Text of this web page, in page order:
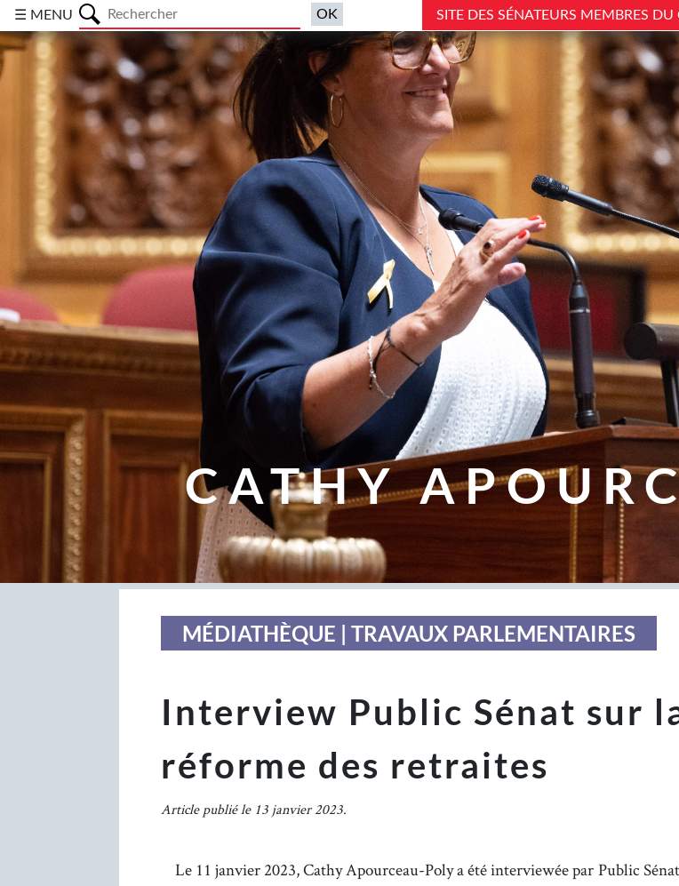
☰ MENU SITE DES SÉNATEURS MEMBRES DU
CATHY
MÉDIATHÈQUE | TRAVAUX PARLEMENTAIRES
Interview Public Sénat sur
réforme des retraites
Article publié le 13 janvier 2023.
Le 11 janvier 2023, Cathy Apourceau-Poly a été interviewée par Public